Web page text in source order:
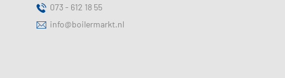
073 - 612 18 55
info@boilermarkt.nl